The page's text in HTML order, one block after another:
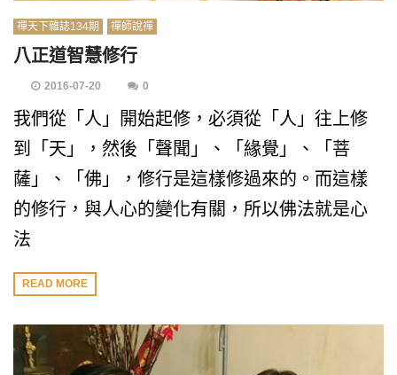
禪天下雜誌134期 禪師說禪
八正道智慧修行
2016-07-20 0
我們從「人」開始起修，必須從「人」往上修
到「天」，然後「聲聞」、「緣覺」、「菩
薩」、「佛」，修行是這樣修過來的。而這樣
的修行，與人心的變化有關，所以佛法就是心
法
READ MORE